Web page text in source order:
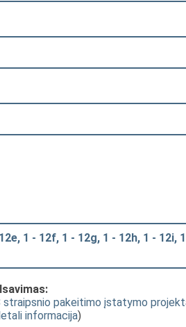
1 - 12f, 1 - 12g, 1 - 12h, 1 - 12i,
pakeitimo įstatymo
informacija)